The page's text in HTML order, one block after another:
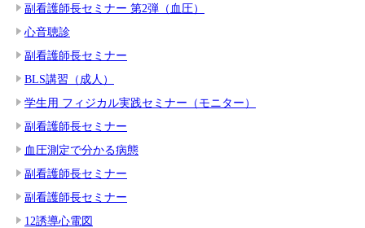
副看護師長セミナー 第2弾（血圧）
心音聴診
副看護師長セミナー
BLS講習（成人）
学生用 フィジカル実践セミナー（モニター）
副看護師長セミナー
血圧測定で分かる病態
副看護師長セミナー
副看護師長セミナー
12誘導心電図